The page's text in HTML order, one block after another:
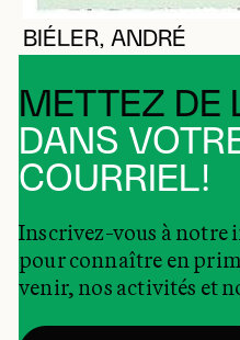
BIÉLER, ANDRÉ
METTEZ DE
DANS
COURRIEL!
Inscrivez-vous à
pour connaître en
venir, nos activités et